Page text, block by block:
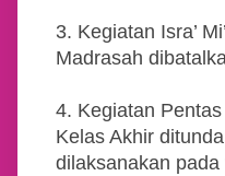
3. Kegiatan Isra’
Madrasah
4. Kegiatan
Kelas Akhir
dilaksanakan